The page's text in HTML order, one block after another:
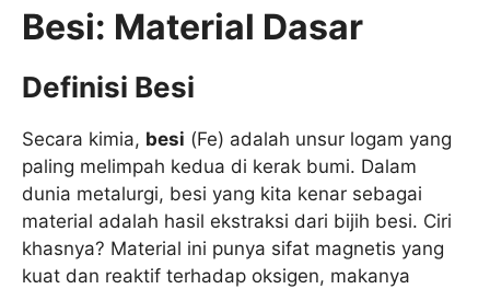
Besi: Material Dasar
Definisi Besi
Secara kimia, besi (Fe) adalah unsur logam yang
paling melimpah kedua di kerak bumi. Dalam
dunia metalurgi, besi yang kita kenar sebagai
material adalah hasil ekstraksi dari bijih besi. Ciri
khasnya? Material ini punya sifat magnetis yang
kuat dan reaktif terhadap oksigen, makanya